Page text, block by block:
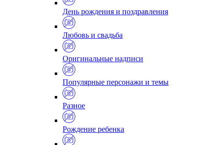
День рождения и поздравления
Любовь и свадьба
Оригинальные надписи
Популярные персонажи и темы
Разное
Рождение ребенка